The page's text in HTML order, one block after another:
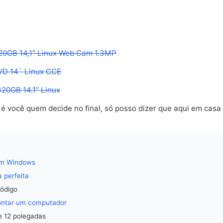
14,1″ Linux Web Cam 1.3MP
14´ Linux CCE
14.1″ Linux
você quem decide no final, só posso dizer que aqui em casa
Windows
perfeita
um computador
12 polegadas